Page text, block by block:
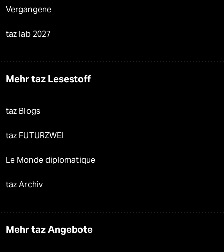
Vergangene
taz lab 2027
Mehr taz Lesestoff
taz Blogs
taz FUTURZWEI
Le Monde diplomatique
taz Archiv
Mehr taz Angebote